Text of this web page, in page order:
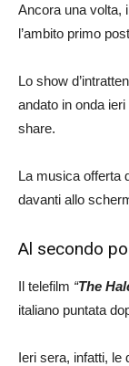
Ancora una volta,
l’ambito primo
Lo show
andato in onda
share.
La musica offerta
davanti allo
Al secondo
Il telefilm “The
italiano puntata
Ieri sera, infatti, le